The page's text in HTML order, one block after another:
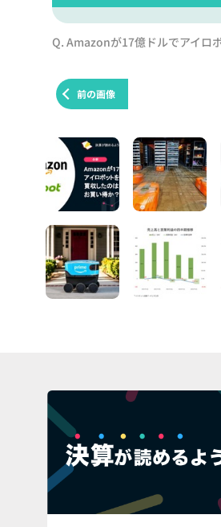
Q. Amazonが17億ドルでアイロ
前の画像